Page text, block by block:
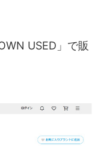
USED 」で販